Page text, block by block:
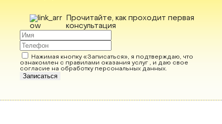
Прочитайте, как проходит первая
консультация
Нажимая кнопку «Записаться», я подтверждаю, что
ознакомлен с правилами оказания услуг , и даю свое
согласие на обработку персональных данных.
Записаться